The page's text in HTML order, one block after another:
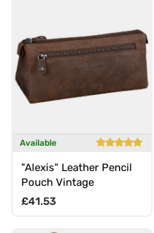
Available
"Alexis" Leather Pencil
Pouch Vintage
Regular price
£41.53